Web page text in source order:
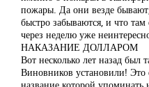
пожары. Да они везде
быстро забываются, и что
через неделю уже
НАКАЗАНИЕ ДОЛЛАРОМ
Вот несколько лет назад был
Виновников установили!